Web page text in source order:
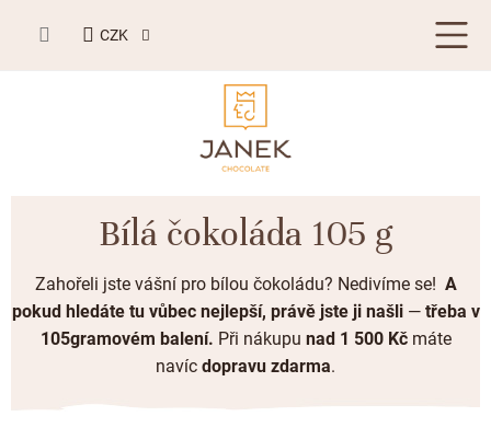
CZK
NÁKUPNÍ
KOŠÍK
BESTSELLERY
TABULKOVÁ ČOKOLÁDA
Plněné čokolády
BONBONIERY, PRALINKY A LANÝŽE
Bílá čokoláda 105 g
Zahořeli jste vášní pro bílou čokoládu? Nedivíme se! A
pokud hledáte tu vůbec nejlepší, právě jste ji našli —třeba v
105gramovém balení. Při nákupu nad 1 500 Kčmáte
navíc dopravu zdarma.